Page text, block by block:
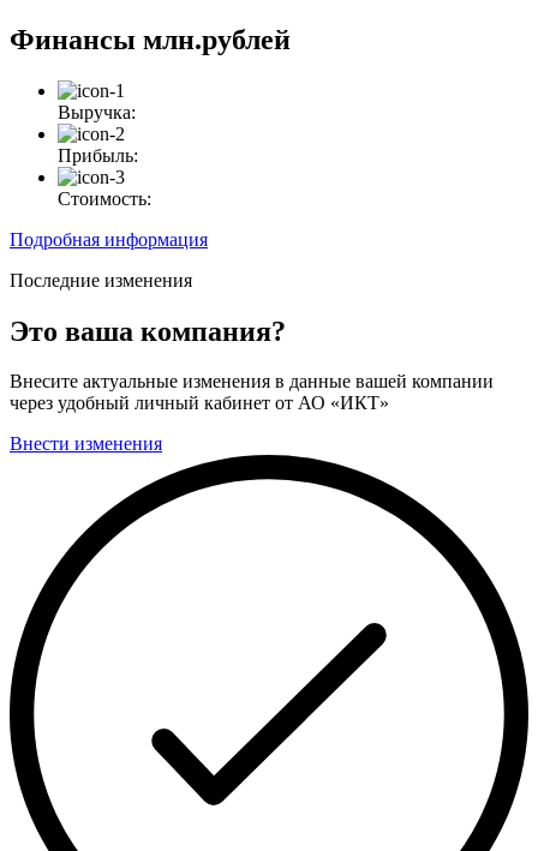
Финансы млн.рублей
Выручка:
Прибыль:
Стоимость:
Подробная информация
Последние изменения
Это ваша компания?
Внесите актуальные изменения в данные вашей компании
через удобный личный кабинет от АО «ИКТ»
Внести изменения